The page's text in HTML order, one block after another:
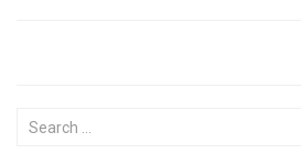
Search for: